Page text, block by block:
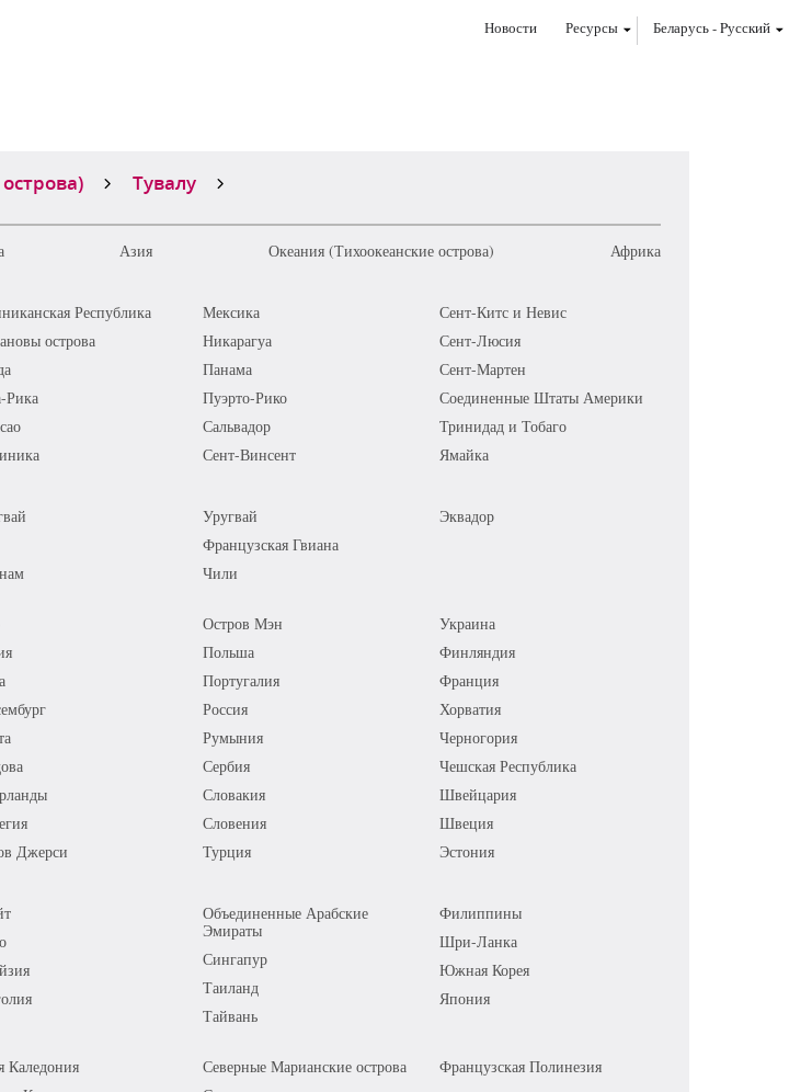
Новости Ресурсы Беларусь-Pусский
Тувалу
Азия Океания (Тихоокеанские острова) Африка
Республика
острова
Рика
Мексика
Никарагуа
Панама
Пуэрто-Рико
Сальвадор
Сент-Винсент
Сент-Китс и Невис
Сент-Люсия
Сент-Мартен
Соединенные Штаты Америки
Тринидад и Тобаго
Ямайка
Уругвай
Французская Гвиана
Чили
Эквадор
Джерси
Остров Мэн
Польша
Португалия
Россия
Румыния
Сербия
Словакия
Словения
Турция
Украина
Финляндия
Франция
Хорватия
Черногория
Чешская Республика
Швейцария
Швеция
Эстония
Объединенные Арабские
Эмираты
Сингапур
Таиланд
Тайвань
Филиппины
Шри-Ланка
Южная Корея
Япония
Каледония
Северные Марианские острова
Французская Полинезия